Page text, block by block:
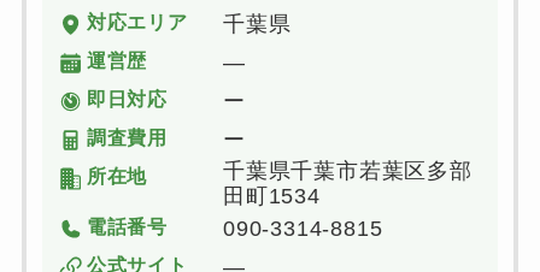
対応エリア 千葉県
運営歴 ―
即日対応 ー
調査費用 ー
所在地
千葉県千葉市若葉区多部
田町1534
電話番号 090-3314-8815
公式サイト